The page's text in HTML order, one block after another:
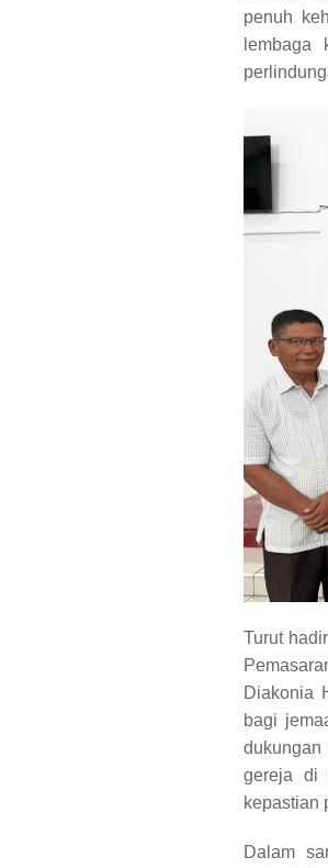
penuh
lembaga
Turut
Diakonia
bagi
gereja di
kepastian
Dalam